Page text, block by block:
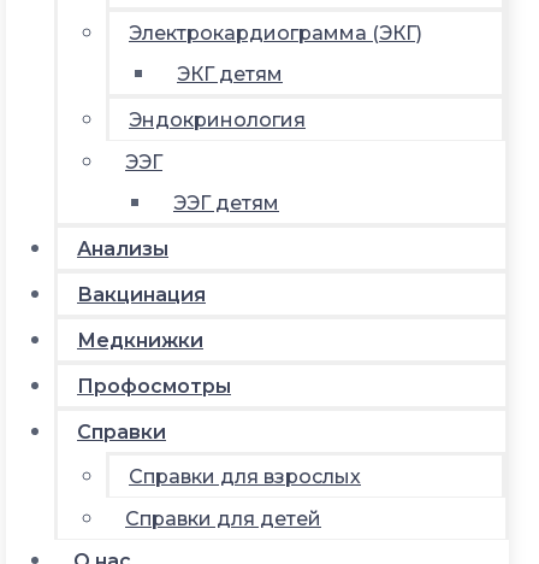
Электрокардиограмма (ЭКГ)
ЭКГ детям
Эндокринология
ЭЭГ
ЭЭГ детям
Анализы
Вакцинация
Медкнижки
Профосмотры
Справки
Справки для взрослых
Справки для детей